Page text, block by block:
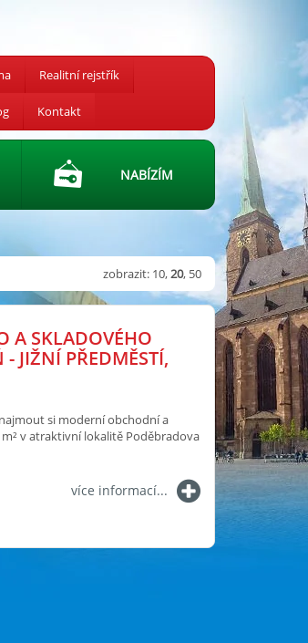
Realitní rejstřík
Kontakt
NABÍZÍM
zobrazit: 10,20, 50
A SKLADOVÉHO
- JIŽNÍ PŘEDMĚSTÍ,
si moderní obchodní a
v atraktivní lokalitě Poděbradova
více informací...